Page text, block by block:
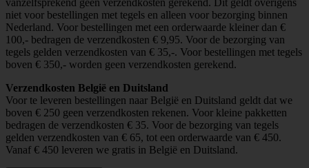
niet voor bestellingen met tegels en alleen voor bezorging binnen
Nederland. Voor bestellingen met een orderwaarde kleiner dan €
100,- bedragen de verzendkosten € 9,95. Voor de bezorging van
tegels gelden verzendkosten van € 35,-. Voor bestellingen met tegels
boven € 350,- worden geen verzendkosten gerekend.
Verzendkosten België en Duitsland
Voor te leveren bestellingen naar België en Duitsland geldt dat we
boven € 250 geen verzendkosten rekenen. Voor kleine pakketten
bedragen de verzendkosten € 35. Voor de bezorging van tegels
gelden verzendkosten van € 65, tot een orderwaarde van € 450.
Vanaf € 450 leveren we gratis in België en Duitsland.